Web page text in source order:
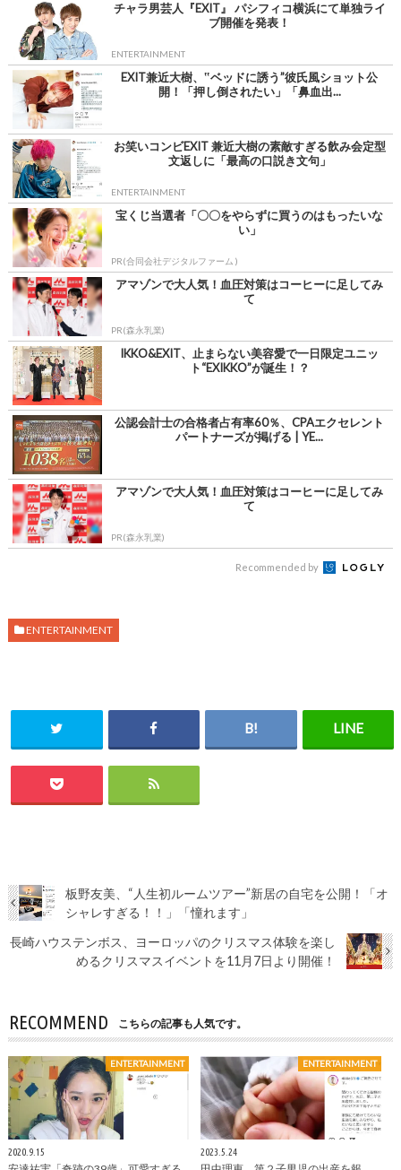
チャラ男芸人『EXIT』 パシフィコ横浜にて単独ライ
ブ開催を発表！
ENTERTAINMENT
EXIT兼近大樹、‟ベッドに誘う”彼氏風ショット公
開！「押し倒されたい」「鼻血出...
お笑いコンビEXIT 兼近大樹の素敵すぎる飲み会定型
文返しに「最高の口説き文句」
ENTERTAINMENT
宝くじ当選者「〇〇をやらずに買うのはもったいな
い」
PR(合同会社デジタルファーム )
アマゾンで大人気！血圧対策はコーヒーに足してみ
て
PR(森永乳業)
IKKO&EXIT、止まらない美容愛で一日限定ユニッ
ト“EXIKKO”が誕生！？
公認会計士の合格者占有率60％、CPAエクセレント
パートナーズが掲げる | YE...
アマゾンで大人気！血圧対策はコーヒーに足してみ
て
PR(森永乳業)
Recommended by
ENTERTAINMENT
板野友美、“人生初ルームツアー”新居の自宅を公開！「オ
シャレすぎる！！」「憧れます」
長崎ハウステンボス、ヨーロッパのクリスマス体験を楽し
めるクリスマスイベントを11月7日より開催！
RECOMMEND こちらの記事も人気です。
ENTERTAINMENT
2020.9.15
ENTERTAINMENT
2023.5.24